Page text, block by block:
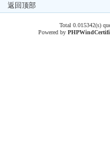
返回顶部
Total 0.015342(s)
Powered byPHPWind